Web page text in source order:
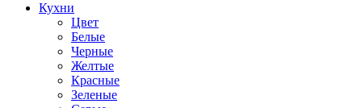
Кухни
Цвет
Белые
Черные
Желтые
Красные
Зеленые